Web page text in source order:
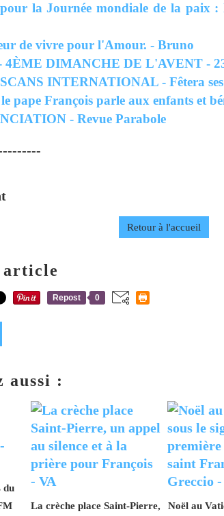
pour la Journée mondiale de la paix :
de vivre pour l'Amour. - Bruno
4ÈME DIMANCHE DE L'AVENT -
INTERNATIONAL - Fêtera ses
pape François parle aux enfants et
- Revue Parabole
Retour à l'accueil
article
Repost 0
aussi :
du
La crèche place Saint-Pierre, Noël au